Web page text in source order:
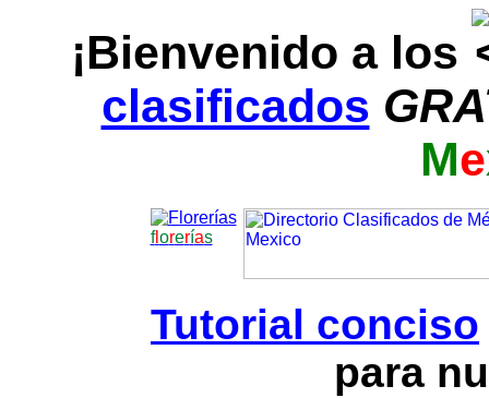
¡Bienvenido a los
clasificados
Me
florerías
Tutorial conciso
para